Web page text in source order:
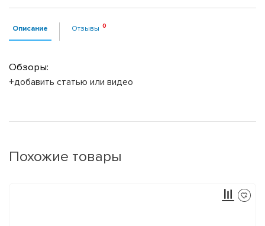
Описание Отзывы
Обзоры:
+добавить статью или видео
Похожие товары